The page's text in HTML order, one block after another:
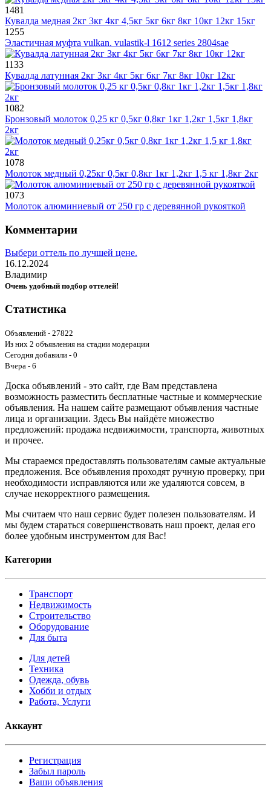
1481
Кувалда медная 2кг 3кг 4кг 4,5кг 5кг 6кг 8кг 10кг 12кг 15кг
1255
Эластичная муфта vulkan. vulastik-l 1612 series 2804sae
1133
Кувалда латунная 2кг 3кг 4кг 5кг 6кг 7кг 8кг 10кг 12кг
1082
Бронзовый молоток 0,25 кг 0,5кг 0,8кг 1кг 1,2кг 1,5кг 1,8кг
2кг
1078
Молоток медный 0,25кг 0,5кг 0,8кг 1кг 1,2кг 1,5 кг 1,8кг 2кг
1073
Молоток алюминиевый от 250 гр с деревянной рукояткой
Комментарии
Выбери оттель по лучшей цене.
16.12.2024
Владимир
Очень удобный подбор оттелей!
Статистика
Объявлений - 27822
Из них 2 объявления на стадии модерации
Сегодня добавили - 0
Вчера - 6
Доска объявлений - это сайт, где Вам представлена
возможность разместить бесплатные частные и коммерческие
объявления. На нашем сайте размещают объявления частные
лица и организации. Здесь Вы найдёте множество
предложений: продажа недвижимости, транспорта, животных
и прочее.
Мы стараемся предоставлять пользователям самые актуальные
предложения. Все объявления проходят ручную проверку, при
необходимости исправляются или же удаляются совсем, в
случае некорректного размещения.
Мы считаем что наш сервис будет полезен пользователям. И
мы будем стараться совершенствовать наш проект, делая его
более удобным инструментом для Вас!
Категории
Транспорт
Недвижимость
Строительство
Оборудование
Для быта
Для детей
Техника
Одежда, обувь
Хобби и отдых
Работа, Услуги
Аккаунт
Регистрация
Забыл пароль
Ваши объявления